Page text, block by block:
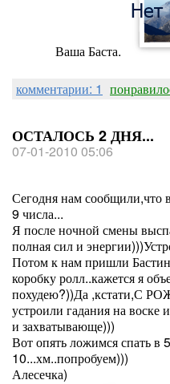
Ваша Баста.
комментарии: 1
ОСТАЛОСЬ 2 ДНЯ...
07-01-2010 05:06
Сегодня нам сообщили,что
9 числа...
Я после ночной смены
полная сил и
Потом к нам пришли
коробку ролл..кажется я
похудею?))Да ,кстати,С
устроили гадания на воске
и захватывающе)))
Вот опять ложимся спать в
10...хм..попробуем)))
Алесечка)